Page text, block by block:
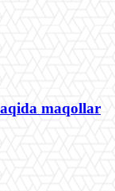
maqollar